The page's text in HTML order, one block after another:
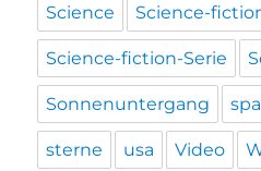
Science Science-
Science-fiction-Serie
Sonnenuntergang
sterne usa Video